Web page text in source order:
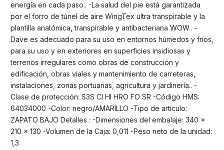
energía en cada paso.. -La salud del pie está garantizada
por el forro de túnel de aire WingTex ultra transpirable y la
plantilla anatómica, transpirable y antibacteriana WOW.. -
Dave es adecuado para su uso en entornos húmedos y fríos,
para su uso y en exteriores en superficies insidiosas y
terrenos irregulares como obras de construcción y
edificación, obras viales y mantenimiento de carreteras,
instalaciones, zonas portuarias, agricultura y jardinería.. -
Clase de protección: S3S CI HI HRO FO SR -Código HMS:
64034000 -Color: negro/AMARILLO -Tipo de artículo:
ZAPATO BAJO Detalles : -Dimensiones del embalaje: 340 x
210 x 130 -Volumen de la Caja: 0,011 -Peso neto de la unidad:
1,3